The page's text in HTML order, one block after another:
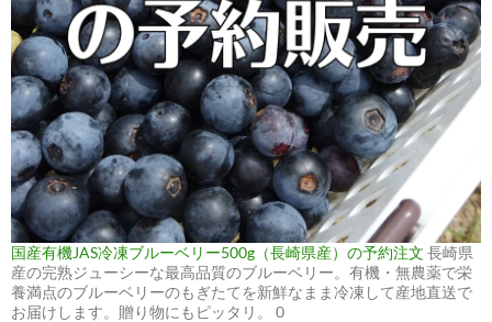
国産有機JAS冷凍ブルーベリー500g（長崎県産）の予約注文 長崎県
産の完熟ジューシーな最高品質のブルーベリー。有機・無農薬で栄
養満点のブルーベリーのもぎたてを新鮮なまま冷凍して産地直送で
お届けします。贈り物にもピッタリ。 0